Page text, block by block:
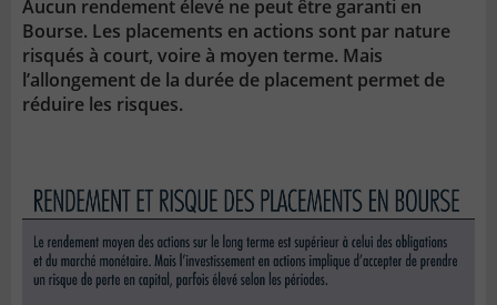
Aucun rendement élevé ne peut être garanti en
Bourse. Les placements en actions sont par nature
risqués à court, voire à moyen terme. Mais
l’allongement de la durée de placement permet de
réduire les risques.